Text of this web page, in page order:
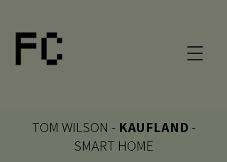
TOM WILSON - KAUFLAND -
SMART HOME